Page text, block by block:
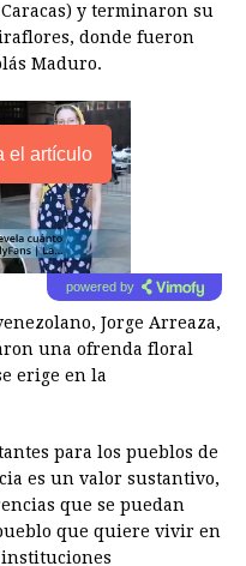
y terminaron su
donde fueron
Maduro.
el artículo
powered by
Jorge Arreaza,
una ofrenda floral
erige en la
para los pueblos de
es un valor sustantivo,
que se puedan
que quiere vivir en